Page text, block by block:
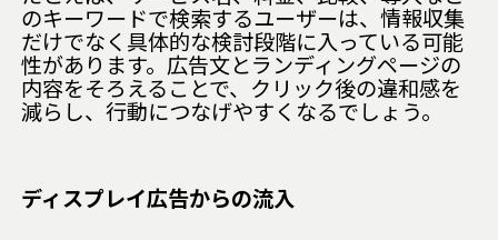
のキーワードで検索するユーザーは、情報収集
だけでなく具体的な検討段階に入っている可能
性があります。広告文とランディングページの
内容をそろえることで、クリック後の違和感を
減らし、行動につなげやすくなるでしょう。
ディスプレイ広告からの流入